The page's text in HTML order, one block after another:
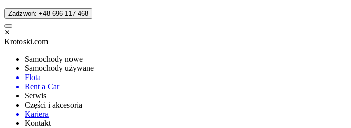
Zadzwoń: +48 696 117 468
Krotoski.com
Samochody nowe
Samochody używane
Flota
Rent a Car
Serwis
Części i akcesoria
Kariera
Kontakt